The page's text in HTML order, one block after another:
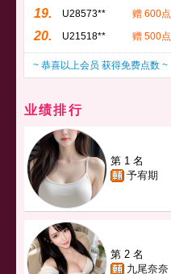
19. U28573** 赠 600点
20. U21518** 赠 500点
~ 恭喜以上会员 获得免费点数 ~
业绩排行
第 1 名
予宥期
第 2 名
九尾奈奈